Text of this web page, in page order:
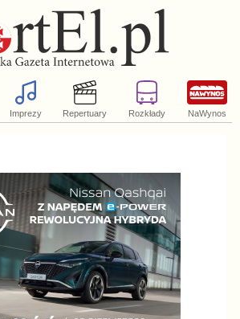
Imprezy Repertuary Rozkłady NaWynos